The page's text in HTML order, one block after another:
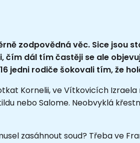
zodpovědná věc. Sice jsou
čím dál tím častěji se ale
jedni rodiče šokovali tím, že
Kornelii, ve Vítkovicích
nebo Salome. Neobvyklá
zasáhnout soud? Třeba ve